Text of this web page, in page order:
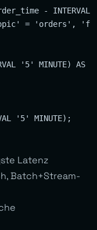
- INTERVAL
= 'orders',
'5' MINUTE) AS
Latenz
Batch+Stream-